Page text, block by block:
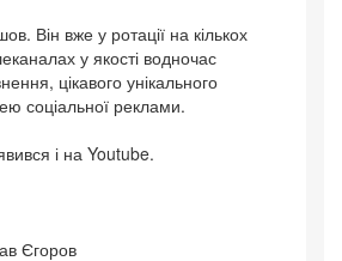
Він вже у ротації на кількох
у якості водночас
цікавого унікального
соціальної реклами.
і на Youtube.
Єгоров